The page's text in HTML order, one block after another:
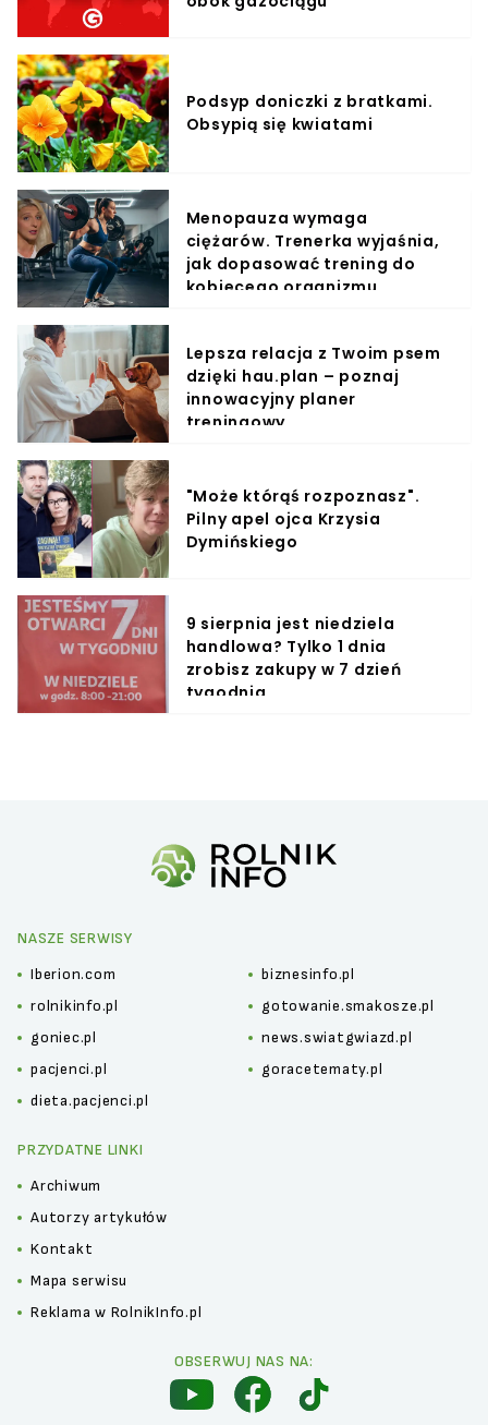
Podsyp doniczki z bratkami.
Obsypią się kwiatami
Menopauza wymaga
ciężarów. Trenerka wyjaśnia,
jak dopasować trening do
kobiecego organizmu
Lepsza relacja z Twoim psem
dzięki hau.plan – poznaj
innowacyjny planer
treningowy
"Może którąś rozpoznasz".
Pilny apel ojca Krzysia
Dymińskiego
9 sierpnia jest niedziela
handlowa? Tylko 1 dnia
zrobisz zakupy w 7 dzień
tygodnia
NASZE SERWISY
Iberion.com
biznesinfo.pl
rolnikinfo.pl
gotowanie.smakosze.pl
goniec.pl
news.swiatgwiazd.pl
pacjenci.pl
goracetematy.pl
dieta.pacjenci.pl
PRZYDATNE LINKI
Archiwum
Autorzy artykułów
Kontakt
Mapa serwisu
Reklama w RolnikInfo.pl
OBSERWUJ NAS NA: